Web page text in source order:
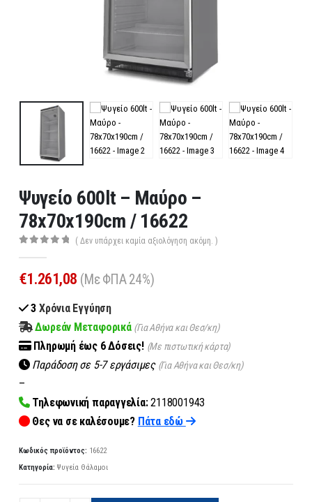
Ψυγείο 600lt – Μαύρο –
78x70x190cm / 16622
( Δεν υπάρχει καμία αξιολόγηση ακόμη. )
€1.261,08 (Με ΦΠΑ 24%)
3 Χρόνια Εγγύηση
Δωρεάν Μεταφορικά (Για Αθήνα και Θεσ/κη)
Πληρωμή έως 6Δόσεις! (Με πιστωτική κάρτα)
Παράδοση σε 5-7 εργάσιμες (Για Αθήνα και Θεσ/κη)
–
Τηλεφωνική παραγγελία:2118001943
Θες να σε καλέσουμε? Πάτα εδώ
Κωδικός προϊόντος: 16622
Κατηγορία: Ψυγεία Θάλαμοι